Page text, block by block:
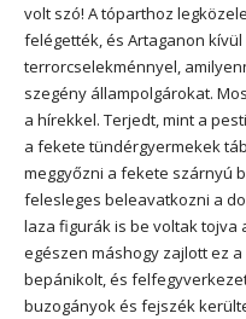
volt szó! A tóparthoz
felégették, és Artaganon
terrorcselekménnyel,
szegény állampolgárokat.
a hírekkel. Terjedt, mint a
a fekete tündérgyermekek
meggyőzni a fekete szárnyú
felesleges beleavatkozni a
laza figurák is be voltak tojva
egészen máshogy zajlott ez
bepánikolt, és
buzogányok és fejszék